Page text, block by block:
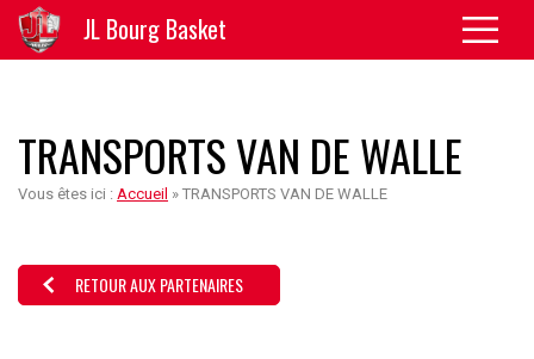
JL Bourg Basket
TRANSPORTS VAN DE WALLE
Vous êtes ici : Accueil » TRANSPORTS VAN DE WALLE
RETOUR AUX PARTENAIRES